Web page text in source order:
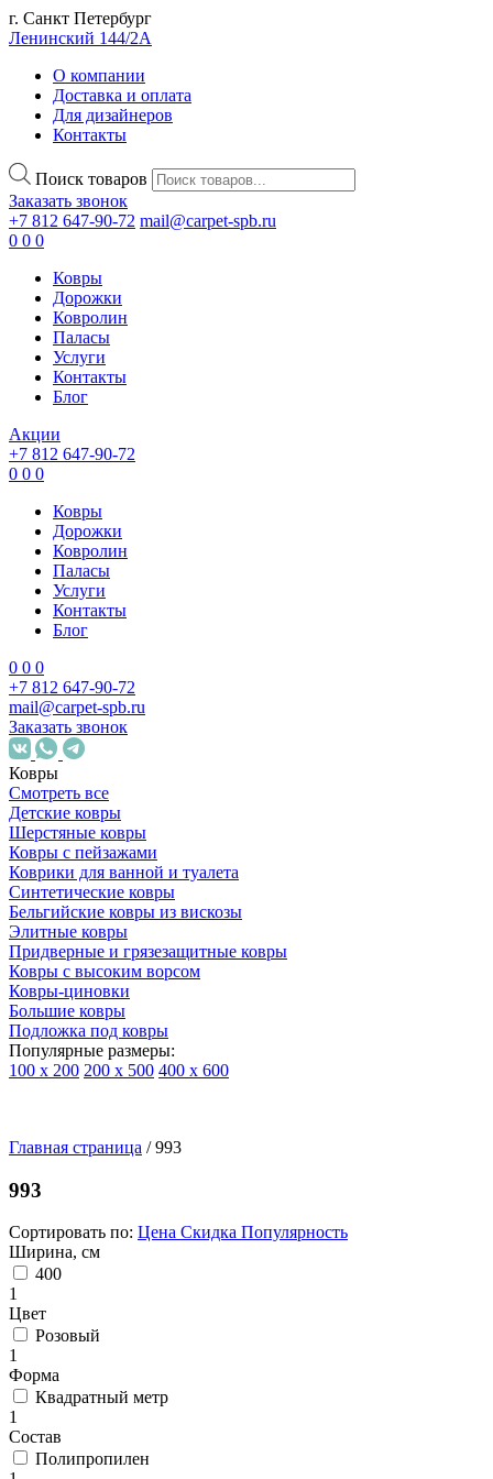
г. Санкт Петербург
Ленинский 144/2А
О компании
Доставка и оплата
Для дизайнеров
Контакты
Поиск товаров
Заказать звонок
+7 812 647-90-72 mail@carpet-spb.ru
0 0 0
Ковры
Дорожки
Ковролин
Паласы
Услуги
Контакты
Блог
Акции
+7 812 647-90-72
0 0 0
Ковры
Дорожки
Ковролин
Паласы
Услуги
Контакты
Блог
0 0 0
+7 812 647-90-72
mail@carpet-spb.ru
Заказать звонок
Ковры
Смотреть все
Детские ковры
Шерстяные ковры
Ковры с пейзажами
Коврики для ванной и туалета
Синтетические ковры
Бельгийские ковры из вискозы
Элитные ковры
Придверные и грязезащитные ковры
Ковры с высоким ворсом
Ковры-циновки
Большие ковры
Подложка под ковры
Популярные размеры:
100 х 200 200 х 500 400 х 600
типу
Синтетические
ковры
ковры
Ковры-
Главная страница /993
993
Сортировать по: Цена Скидка Популярность
Ширина, см
400
1
Цвет
Розовый
1
Форма
Квадратный метр
1
Состав
Полипропилен